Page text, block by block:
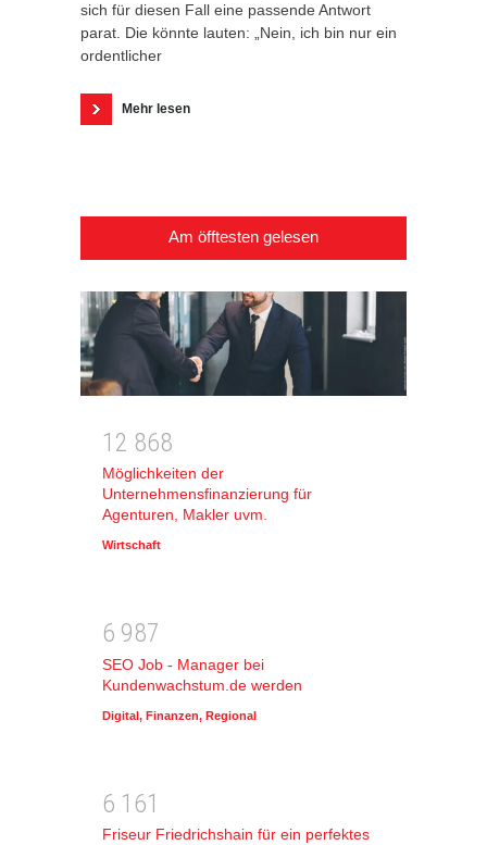
sich für diesen Fall eine passende Antwort
parat. Die könnte lauten: „Nein, ich bin nur ein
ordentlicher
Mehr lesen
Am öfftesten gelesen
1 2 868
Möglichkeiten der
Unternehmensfinanzierung für
Agenturen, Makler uvm.
Wirtschaft
6 987
SEO Job - Manager bei
Kundenwachstum.de werden
Digital, Finanzen, Regional
6 1 61
Friseur Friedrichshain für ein perfektes